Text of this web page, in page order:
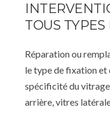
TOUS
Réparation ou
le type de fixation et
spécificité du
arrière, vitres